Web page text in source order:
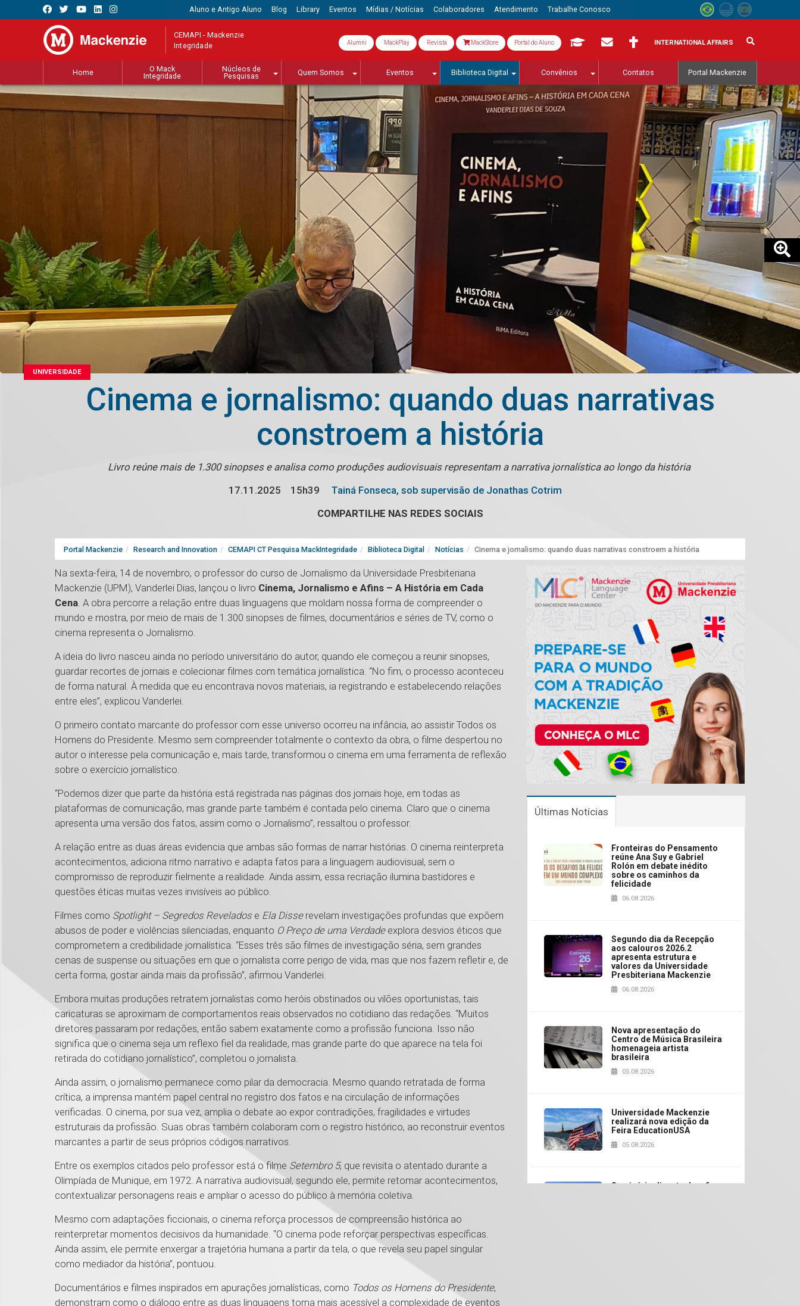
Aluno e Antigo Aluno Blog Library Eventos Mídias / Notícias Colaboradores Atendimento Trabalhe Conosco
CEMAPI - Mackenzie
Integridade Alumni MackPlay Revista MackStore Portal do Aluno INTERNATIONAL AFFAIRS
Home
O Mack
Integridade
Núcleos de
Pesquisas
Quem Somos Eventos Biblioteca Digital Convênios Contatos Portal Mackenzie
UNIVERSIDADE
Cinema e jornalismo: quando duas narrativas
constroem a história
Livro reúne mais de 1.300 sinopses e analisa como produções audiovisuais representam a narrativa jornalística ao longo da história
17.11.2025
15h39
Tainá Fonseca, sob supervisão de Jonathas Cotrim
COMPARTILHE NAS REDES SOCIAIS
Portal Mackenzie Research and Innovation CEMAPI CT Pesquisa MackIntegridade Biblioteca Digital Notícias Cinema e jornalismo: quando duas narrativas constroem a história
Na sexta-feira, 14 de novembro, o professor do curso de Jornalismo da Universidade Presbiteriana
Mackenzie (UPM), Vanderlei Dias, lançou o livro Cinema, Jornalismo e Afins – A História em Cada
Cena. A obra percorre a relação entre duas linguagens que moldam nossa forma de compreender o
mundo e mostra, por meio de mais de 1.300 sinopses de filmes, documentários e séries de TV, como o
cinema representa o Jornalismo.
A ideia do livro nasceu ainda no período universitário do autor, quando ele começou a reunir sinopses,
guardar recortes de jornais e colecionar filmes com temática jornalística. “No fim, o processo aconteceu
de forma natural. À medida que eu encontrava novos materiais, ia registrando e estabelecendo relações
entre eles”, explicou Vanderlei.
O primeiro contato marcante do professor com esse universo ocorreu na infância, ao assistir Todos os
Homens do Presidente. Mesmo sem compreender totalmente o contexto da obra, o filme despertou no
autor o interesse pela comunicação e, mais tarde, transformou o cinema em uma ferramenta de reflexão
sobre o exercício jornalístico.
“Podemos dizer que parte da história está registrada nas páginas dos jornais hoje, em todas as
plataformas de comunicação, mas grande parte também é contada pelo cinema. Claro que o cinema
apresenta uma versão dos fatos, assim como o Jornalismo”, ressaltou o professor.
A relação entre as duas áreas evidencia que ambas são formas de narrar histórias. O cinema reinterpreta
acontecimentos, adiciona ritmo narrativo e adapta fatos para a linguagem audiovisual, sem o
compromisso de reproduzir fielmente a realidade. Ainda assim, essa recriação ilumina bastidores e
questões éticas muitas vezes invisíveis ao público.
Filmes como Spotlight – Segredos Revelados e Ela Disse revelam investigações profundas que expõem
abusos de poder e violências silenciadas, enquanto O Preço de uma Verdadeexplora desvios éticos que
comprometem a credibilidade jornalística. “Esses três são filmes de investigação séria, sem grandes
cenas de suspense ou situações em que o jornalista corre perigo de vida, mas que nos fazem refletir e, de
certa forma, gostar ainda mais da profissão”, afirmou Vanderlei.
Embora muitas produções retratem jornalistas como heróis obstinados ou vilões oportunistas, tais
caricaturas se aproximam de comportamentos reais observados no cotidiano das redações. “Muitos
diretores passaram por redações, então sabem exatamente como a profissão funciona. Isso não
significa que o cinema seja um reflexo fiel da realidade, mas grande parte do que aparece na tela foi
retirada do cotidiano jornalístico”, completou o jornalista.
Ainda assim, o jornalismo permanece como pilar da democracia. Mesmo quando retratada de forma
crítica, a imprensa mantém papel central no registro dos fatos e na circulação de informações
verificadas. O cinema, por sua vez, amplia o debate ao expor contradições, fragilidades e virtudes
estruturais da profissão. Suas obras também colaboram com o registro histórico, ao reconstruir eventos
marcantes a partir de seus próprios códigos narrativos.
Entre os exemplos citados pelo professor está o filme Setembro 5, que revisita o atentado durante a
Olimpíada de Munique, em 1972. A narrativa audiovisual, segundo ele, permite retomar acontecimentos,
contextualizar personagens reais e ampliar o acesso do público à memória coletiva.
Mesmo com adaptações ficcionais, o cinema reforça processos de compreensão histórica ao
reinterpretar momentos decisivos da humanidade. “O cinema pode reforçar perspectivas específicas.
Ainda assim, ele permite enxergar a trajetória humana a partir da tela, o que revela seu papel singular
como mediador da história”, pontuou.
Documentários e filmes inspirados em apurações jornalísticas, como Todos os Homens do Presidente,
demonstram como o diálogo entre as duas linguagens torna mais acessível a complexidade de eventos
Últimas Notícias
Fronteiras do Pensamento
reúne Ana Suy e Gabriel
Rolón em debate inédito
sobre os caminhos da
felicidade
06.08.2026
Segundo dia da Recepção
aos calouros 2026.2
apresenta estrutura e
valores da Universidade
Presbiteriana Mackenzie
06.08.2026
Nova apresentação do
Centro de Música Brasileira
homenageia artista
brasileira
05.08.2026
Universidade Mackenzie
realizará nova edição da
Feira EducationUSA
05.08.2026
Seminário discute desafios